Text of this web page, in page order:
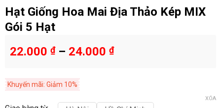
Hạt Giống Hoa Mai Địa Thảo Kép MIX
Gói 5 Hạt
22.000 ₫– 24.000 ₫
Khuyến mãi: Giảm 10%
XÓA